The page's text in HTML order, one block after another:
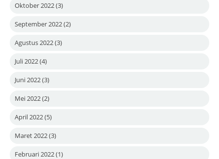
Oktober 2022(3)
September 2022(2)
Agustus 2022(3)
Juli 2022(4)
Juni 2022(3)
Mei 2022(2)
April 2022(5)
Maret 2022(3)
Februari 2022(1)